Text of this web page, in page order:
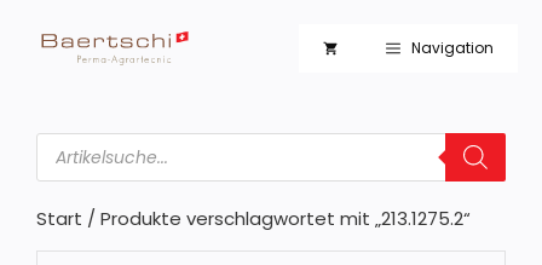
Inhalt
Navigation
Products
search
Start / Produkte verschlagwortet mit „213.1275.2“